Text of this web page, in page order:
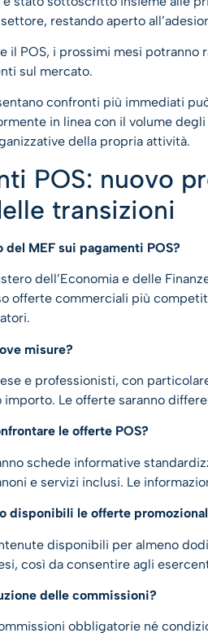
restando aperto
il POS, i prossimi mesi
sul mercato.
confronti più immediati
in linea con il volume
della propria attività.
POS: nuovo
transizioni
del MEF sui pagamenti POS?
dell’Economia e delle
offerte commerciali più
misure?
e professionisti, con
Le offerte saranno
le offerte POS?
schede informative
e servizi inclusi. Le
disponibili le offerte
disponibili per almeno
così da consentire agli
delle commissioni?
obbligatorie né